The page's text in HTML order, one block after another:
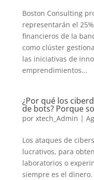
Boston Consulting
representarán el
financieros de la
como clúster
las iniciativas de
emprendimientos...
¿Por qué los
de bots? Porque
por xtech_Admin |
Los ataques de
lucrativos, para
laboratorios o
siempre es el